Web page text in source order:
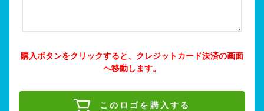
購入ボタンをクリックすると、クレジットカード決済の画面
へ移動します。
このロゴを購入する